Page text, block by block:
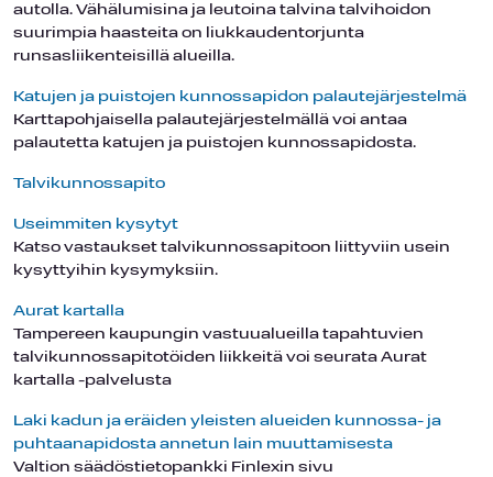
autolla. Vähälumisina ja leutoina talvina talvihoidon
suurimpia haasteita on liukkaudentorjunta
runsasliikenteisillä alueilla.
Katujen ja puistojen kunnossapidon palautejärjestelmä
Karttapohjaisella palautejärjestelmällä voi antaa
palautetta katujen ja puistojen kunnossapidosta.
Talvikunnossapito
Useimmiten kysytyt
Katso vastaukset talvikunnossapitoon liittyviin usein
kysyttyihin kysymyksiin.
Aurat kartalla
Tampereen kaupungin vastuualueilla tapahtuvien
talvikunnossapitotöiden liikkeitä voi seurata Aurat
kartalla -palvelusta
Laki kadun ja eräiden yleisten alueiden kunnossa- ja
puhtaanapidosta annetun lain muuttamisesta
Valtion säädöstietopankki Finlexin sivu